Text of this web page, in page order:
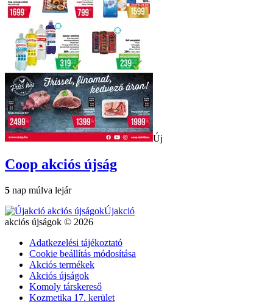
Új
Coop akciós újság
5 nap múlva lejár
Újakció
akciós újságok © 2026
Adatkezelési tájékoztató
Cookie beállítás módosítása
Akciós termékek
Akciós újságok
Komoly társkereső
Kozmetika 17. kerület